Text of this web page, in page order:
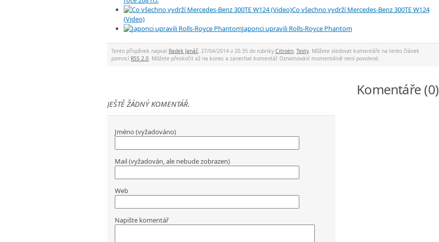
Co všechno vydrží Mercedes-Benz 300TE W124
(Video)
Japonci upravili Rolls-Royce Phantom
Tento příspěvek napsal Radek Janáč, 27/04/2014 v 20.35 do rubriky Citroën, Testy. Můžete sledovat komentáře na tento článek
pomocí RSS 2.0. Můžete přeskočit až na konec a zanechat komentář. Oznamování momentálně není povolené.
Komentáře (0)
JEŠTĚ ŽÁDNÝ KOMENTÁŘ.
Jméno (vyžadováno)
Mail (vyžadován, ale nebude zobrazen)
Web
Napište komentář